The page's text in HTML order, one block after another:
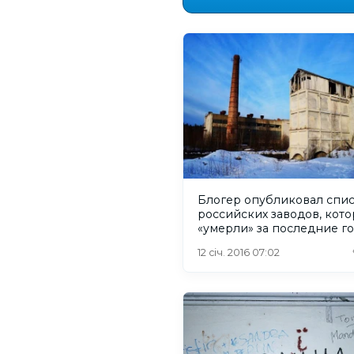
Блогер опубликовал
российских заводов,
«умерли» за последние
12 січ. 2016 07:02